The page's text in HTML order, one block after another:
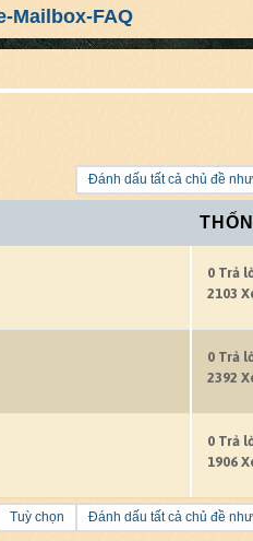
Mailbox-FAQ
Đánh dấu tất cả chủ đề
0 Trả
2103
0 Trả
2392
0 Trả
1906
Tuỳ chọn Đánh dấu tất cả chủ đề